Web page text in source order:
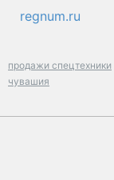
regnum.ru
продажи спецтехники
чувашия